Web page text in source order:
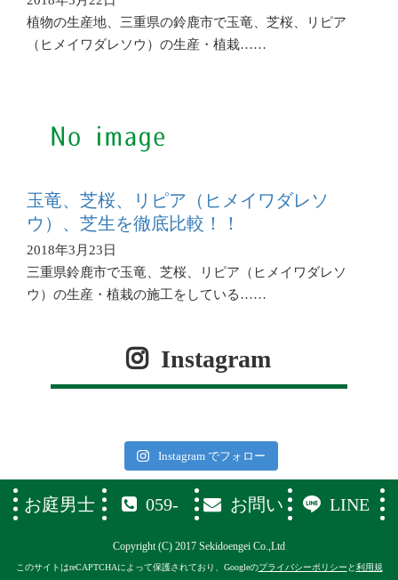
植物の生産地、三重県の鈴鹿市で玉竜、芝桜、リピア
（ヒメイワダレソウ）の生産・植栽……
玉竜、芝桜、リピア（ヒメイワダレソ
ウ）、芝生を徹底比較！！
2018年3月23日
三重県鈴鹿市で玉竜、芝桜、リピア（ヒメイワダレソ
ウ）の生産・植栽の施工をしている……
Instagram
Instagram でフォロー
お庭男士
059-
お問い
ォーム
LINE
Copyright (C) 2017 Sekidoengei Co.,Ltd
このサイトはreCAPTCHAによって保護されており、Googleのプライバシーポリシー と利用規